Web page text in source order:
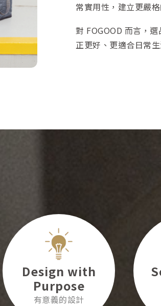
常實用性，建立更嚴
對 FOGOOD 而言，
正更好、更適合日常
Design with
Purpose
有意義的設計